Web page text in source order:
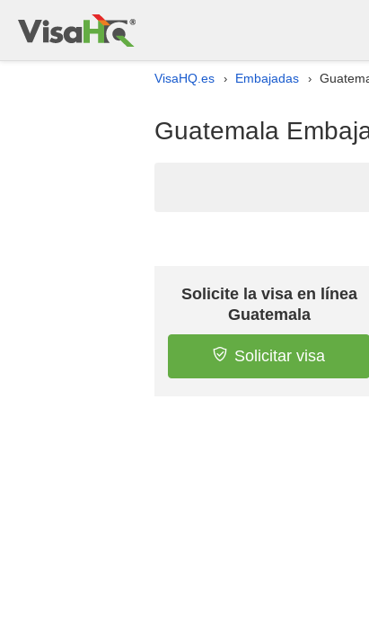
VisaHQ.es › Embajadas ›
Guatemala
Solicite la visa en línea
Guatemala
Solicitar visa